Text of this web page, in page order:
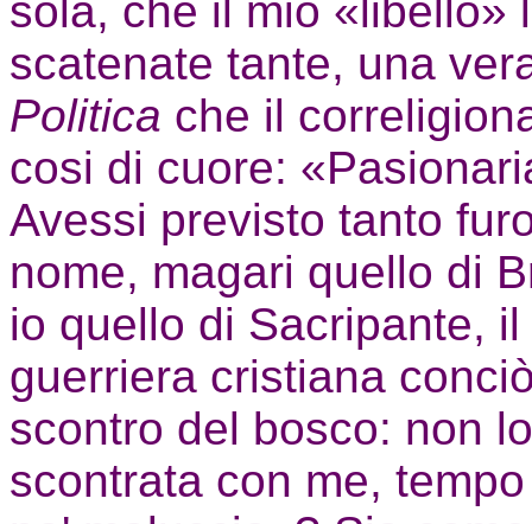
sola, che il mio «libello»
scatenate tante, una
Politica che il
cosi di cuore:
Avessi previsto tanto
nome, magari quello di
io quello di Sacripante,
guerriera cristiana
scontro del bosco: non
scontrata con me,